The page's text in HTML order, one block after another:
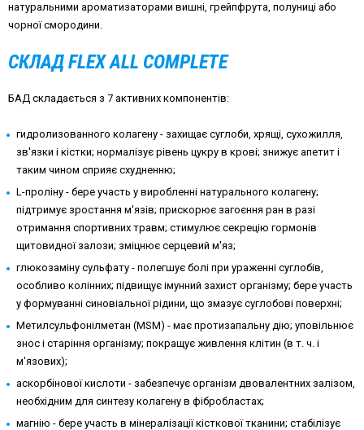
натуральними ароматизаторами вишні, грейпфрута, полуниці або
чорної смородини.
СКЛАД FLEX ALL COMPLETE
БАД складається з 7 активних компонентів:
гидролизованного колагену - захищає суглоби, хрящі, сухожилля,
зв'язки і кістки; нормалізує рівень цукру в крові; знижує апетит і
таким чином сприяє схудненню;
L-проліну - бере участь у виробленні натурального колагену;
підтримує зростання м'язів; прискорює загоєння ран в разі
отримання спортивних травм; стимулює секрецію гормонів
щитовидної залози; зміцнює серцевий м'яз;
глюкозаміну сульфату - полегшує болі при ураженні суглобів,
особливо колінних; підвищує імунний захист організму; бере участь
у формуванні синовіальної рідини, що змазує суглобові поверхні;
Метилсульфонілметан (MSM) - має протизапальну дію; уповільнює
знос і старіння організму; покращує живлення клітин (в т. ч. і
м'язових);
аскорбінової кислоти - забезпечує організм двовалентних залізом,
необхідним для синтезу колагену в фібробластах;
магнію - бере участь в мінералізації кісткової тканини; стабілізує